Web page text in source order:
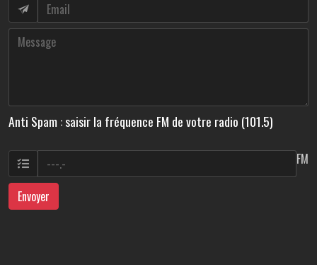
Anti Spam : saisir la fréquence FM de votre radio (101.5)
FM
Envoyer